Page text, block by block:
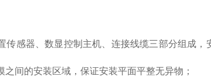
传感器、数显控制主机、连接线缆三部分组成，
间的安装区域，保证安装平面平整无异物；